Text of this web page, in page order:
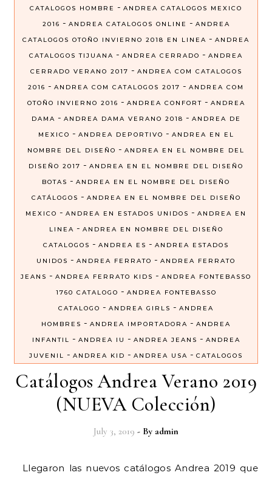
CATALOGOS HOMBRE
- ANDREA CATALOGOS MEXICO
2016 - ANDREA CATALOGOS ONLINE - ANDREA
CATALOGOS OTOÑO INVIERNO 2018 EN LINEA - ANDREA
CATALOGOS TIJUANA - ANDREA CERRADO - ANDREA
CERRADO VERANO 2017 - ANDREA COM CATALOGOS
2016 - ANDREA COM CATALOGOS 2017 - ANDREA COM
OTOÑO INVIERNO 2016 - ANDREA CONFORT - ANDREA
DAMA - ANDREA DAMA VERANO 2018 - ANDREA DE
MEXICO - ANDREA DEPORTIVO - ANDREA EN EL
NOMBRE DEL DISEÑO - ANDREA EN EL NOMBRE DEL
DISEÑO 2017 - ANDREA EN EL NOMBRE DEL DISEÑO
BOTAS - ANDREA EN EL NOMBRE DEL DISEÑO
CATÁLOGOS - ANDREA EN EL NOMBRE DEL DISEÑO
MEXICO - ANDREA EN ESTADOS UNIDOS - ANDREA EN
LINEA - ANDREA EN NOMBRE DEL DISEÑO
CATALOGOS - ANDREA ES - ANDREA ESTADOS
UNIDOS - ANDREA FERRATO - ANDREA FERRATO
JEANS - ANDREA FERRATO KIDS - ANDREA FONTEBASSO
1760 CATALOGO - ANDREA FONTEBASSO
CATALOGO - ANDREA GIRLS - ANDREA
HOMBRES - ANDREA IMPORTADORA - ANDREA
INFANTIL
- ANDREA IU - ANDREA JEANS - ANDREA
JUVENIL
- ANDREA KID - ANDREA USA - CATALOGOS
Catálogos Andrea Verano 2019
(NUEVA Colección)
July 3, 2019 - By admin
Llegaron las nuevos catálogos Andrea 2019 que